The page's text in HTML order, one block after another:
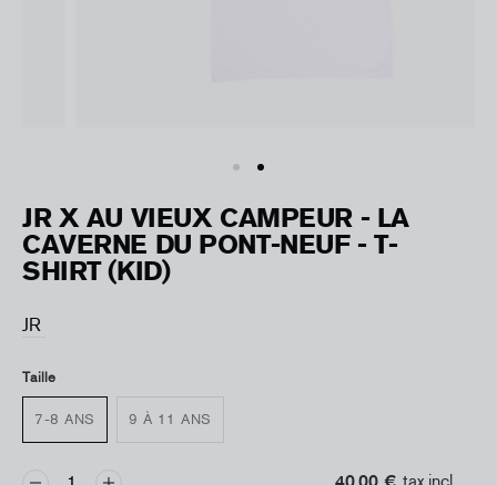
JR X AU VIEUX CAMPEUR - LA
CAVERNE DU PONT-NEUF - T-
SHIRT (KID)
JR
Taille
7-8 ANS 9 À 11 ANS